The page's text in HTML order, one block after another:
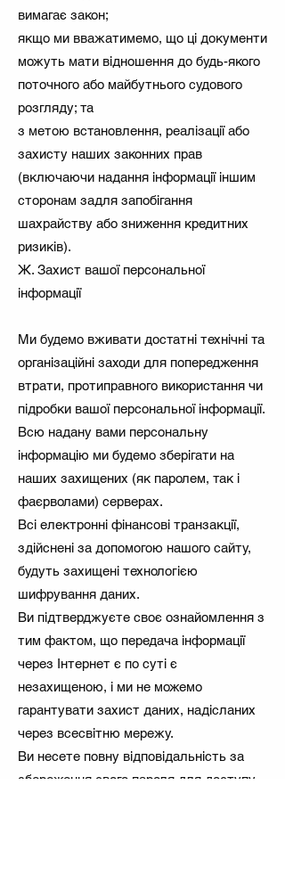
вимагає закон;
якщо ми вважатимемо, що ці документи
можуть мати відношення до будь-якого
поточного або майбутнього судового
розгляду; та
з метою встановлення, реалізації або
захисту наших законних прав
(включаючи надання інформації іншим
сторонам задля запобігання
шахрайству або зниження кредитних
ризиків).
Ж. Захист вашої персональної
інформації
Ми будемо вживати достатні технічні та
організаційні заходи для попередження
втрати, протиправного використання чи
підробки вашої персональної інформації.
Всю надану вами персональну
інформацію ми будемо зберігати на
наших захищених (як паролем, так і
фаєрволами) серверах.
Всі електронні фінансові транзакції,
здійснені за допомогою нашого сайту,
будуть захищені технологією
шифрування даних.
Ви підтверджуєте своє ознайомлення з
тим фактом, що передача інформації
через Інтернет є по суті є
незахищеною, і ми не можемо
гарантувати захист даних, надісланих
через всесвітню мережу.
Ви несете повну відповідальність за
збереження свого пароля для доступу